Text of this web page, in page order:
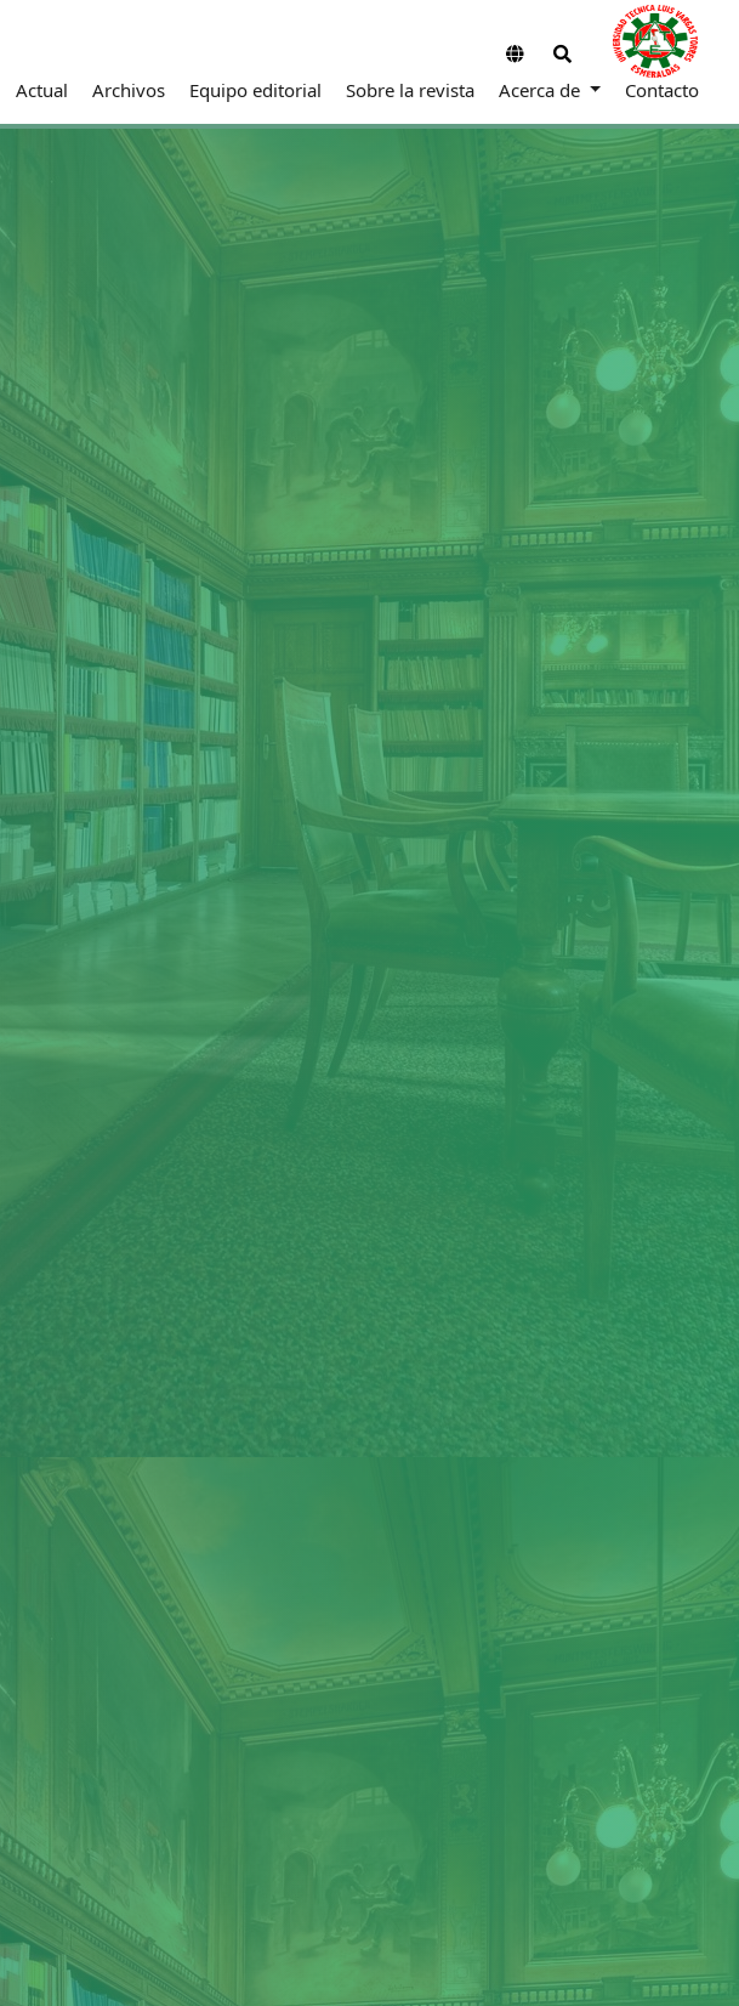
Actual Archivos Equipo editorial Sobre la revista Acerca de Contacto